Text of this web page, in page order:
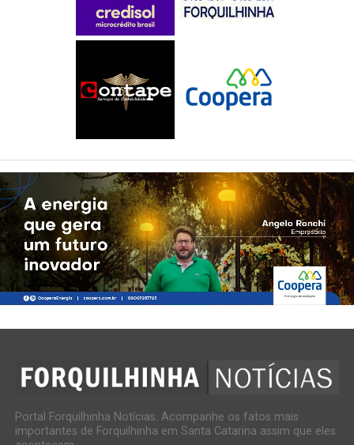
Portal Forquilhinha Notícias. Acompanhe os fatos mais
importantes de Forquilhinha em Santa Catarina assim que eles